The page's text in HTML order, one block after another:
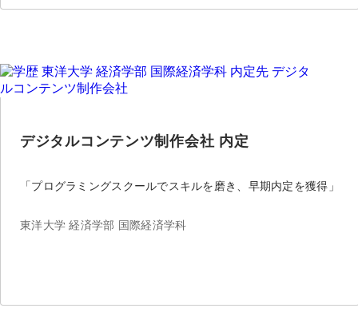
デジタルコンテンツ制作会社 内定
「プログラミングスクールでスキルを磨き、早期内定を獲得」
東洋大学 経済学部 国際経済学科